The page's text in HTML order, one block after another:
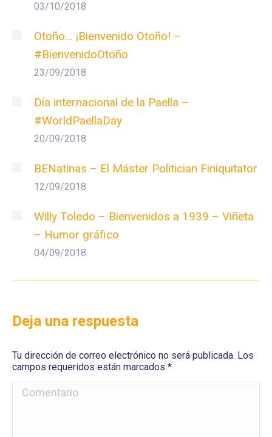
03/10/2018
Otoño… ¡Bienvenido Otoño! –
#BienvenidoOtoño
23/09/2018
Día internacional de la Paella –
#WorldPaellaDay
20/09/2018
BENatinas – El Máster Politician Finiquitator
12/09/2018
Willy Toledo – Bienvenidos a 1939 – Viñeta
– Humor gráfico
04/09/2018
Deja una respuesta
Tu dirección de correo electrónico no será publicada. Los
campos requeridos están marcados *
Comentario